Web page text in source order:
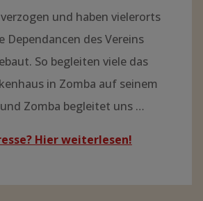
und haben vielerorts
Dependancen des Vereins
So begleiten viele das
in Zomba auf seinem
Zomba begleitet uns …
Hier weiterlesen!